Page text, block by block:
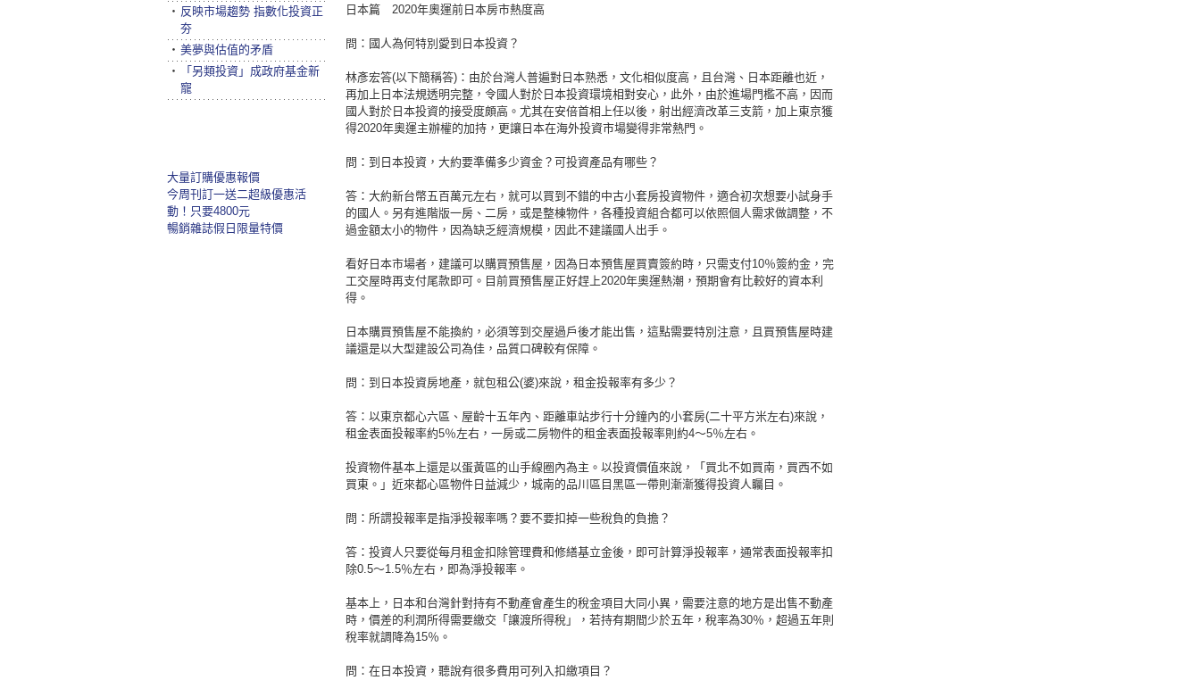
日本篇 2020年奧運前日本房市熱度高
問：國人為何特別愛到日本投資？
林彥宏答(以下簡稱答)：由於台灣人普遍對日本熟悉，文化相似度高，且台灣、日本距離也近，
再加上日本法規透明完整，令國人對於日本投資環境相對安心，此外，由於進場門檻不高，因而
國人對於日本投資的接受度頗高。尤其在安倍首相上任以後，射出經濟改革三支箭，加上東京獲
得2020年奧運主辦權的加持，更讓日本在海外投資市場變得非常熱門。
問：到日本投資，大約要準備多少資金？可投資產品有哪些？
答：大約新台幣五百萬元左右，就可以買到不錯的中古小套房投資物件，適合初次想要小試身手
的國人。另有進階版一房、二房，或是整棟物件，各種投資組合都可以依照個人需求做調整，不
過金額太小的物件，因為缺乏經濟規模，因此不建議國人出手。
看好日本市場者，建議可以購買預售屋，因為日本預售屋買賣簽約時，只需支付10％簽約金，完
工交屋時再支付尾款即可。目前買預售屋正好趕上2020年奧運熱潮，預期會有比較好的資本利
得。
日本購買預售屋不能換約，必須等到交屋過戶後才能出售，這點需要特別注意，且買預售屋時建
議還是以大型建設公司為佳，品質口碑較有保障。
問：到日本投資房地產，就包租公(婆)來說，租金投報率有多少？
答：以東京都心六區、屋齡十五年內、距離車站步行十分鐘內的小套房(二十平方米左右)來說，
租金表面投報率約5％左右，一房或二房物件的租金表面投報率則約4～5％左右。
投資物件基本上還是以蛋黃區的山手線圈內為主。以投資價值來說，「買北不如買南，買西不如
買東。」近來都心區物件日益減少，城南的品川區目黑區一帶則漸漸獲得投資人矚目。
問：所謂投報率是指淨投報率嗎？要不要扣掉一些稅負的負擔？
答：投資人只要從每月租金扣除管理費和修繕基立金後，即可計算淨投報率，通常表面投報率扣
除0.5～1.5％左右，即為淨投報率。
基本上，日本和台灣針對持有不動產會產生的稅金項目大同小異，需要注意的地方是出售不動產
時，價差的利潤所得需要繳交「讓渡所得稅」，若持有期間少於五年，稅率為30％，超過五年則
稅率就調降為15％。
問：在日本投資，聽說有很多費用可列入扣繳項目？
‧ 反映市場趨勢 指數化投資正
夯
‧ 美夢與估值的矛盾
‧
「另類投資」成政府基金新
寵
大量訂購優惠報價
今周刊訂一送二超級優惠活
動！只要4800元
暢銷雜誌假日限量特價